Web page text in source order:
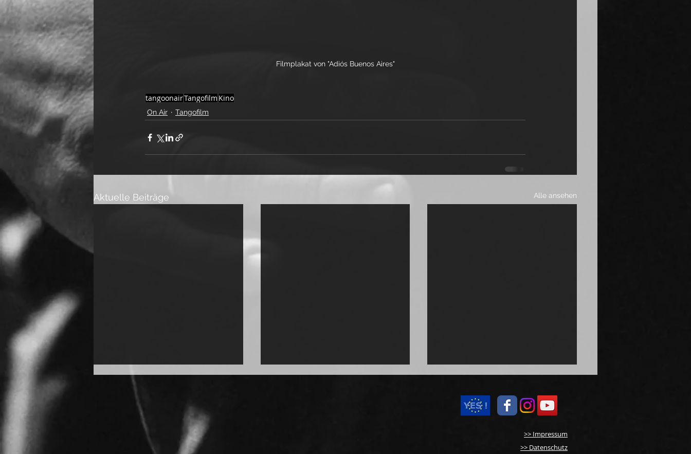
Filmplakat von "Adiós Buenos Aires"
tangoonairTangofilm Kino
On Air Tangofilm
Aktuelle Beiträge Alle ansehen
>> Impressum
>> Datenschutz